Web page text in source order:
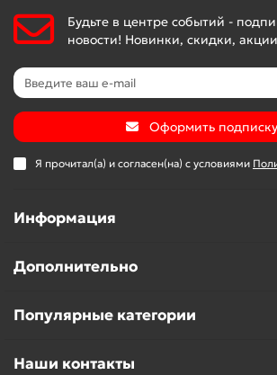
Будьте в центре событий -
новости! Новинки, скидки,
Оформить подписку
Я прочитал(а) и согласен(на) с условиями
Информация
Дополнительно
Популярные категории
Наши контакты